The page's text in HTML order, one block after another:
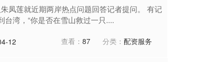
凤莲就近期两岸热点问题回答记者提问。 有记
台湾，“你是否在雪山救过一只....
12 查看： 87 分类： 配资服务